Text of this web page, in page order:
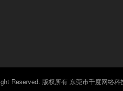
Reserved. 版权所有 东莞市千度网络科